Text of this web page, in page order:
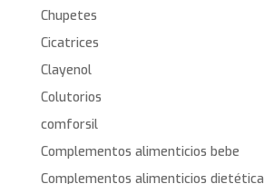
Chupetes
Cicatrices
Clayenol
Colutorios
comforsil
Complementos alimenticios bebe
Complementos alimenticios dietética